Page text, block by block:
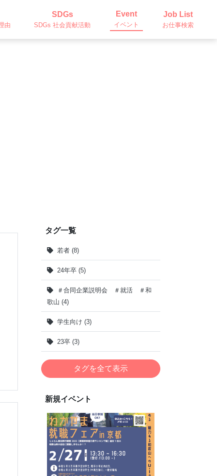
由
SDGs
SDGs 社会貢献活動
Event
イベント
Job List
お仕事検索
タグ一覧
若者 (8)
24年卒 (5)
＃合同企業説明会 ＃就活 ＃和
歌山 (4)
学生向け (3)
23卒 (3)
タグを全て表示
新規イベント